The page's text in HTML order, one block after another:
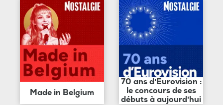
Made in Belgium
70 ans d'Eurovision :
le concours de ses
débuts à aujourd'hui